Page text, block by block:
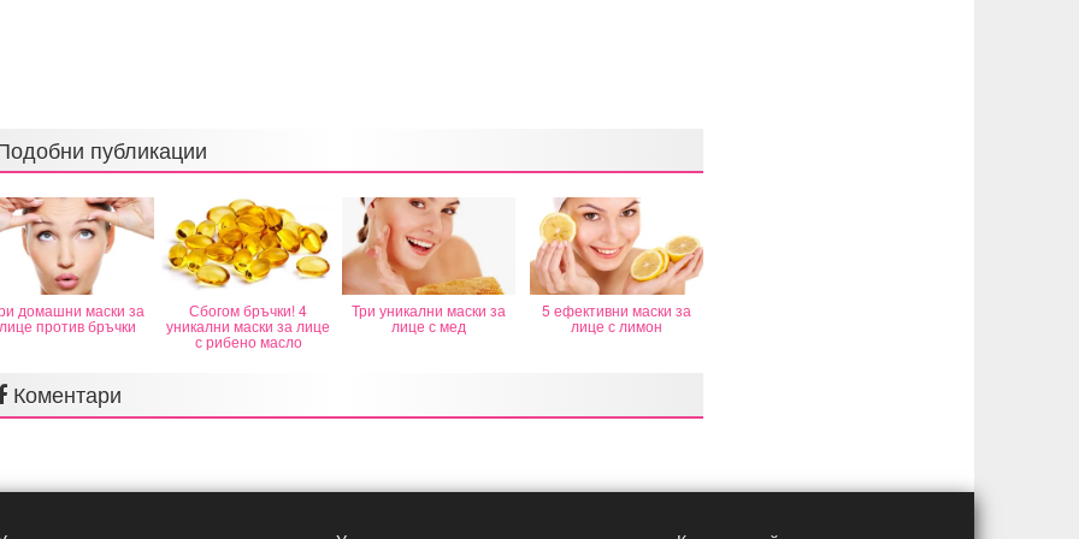
публикации
домашни маски за
лице против бръчки
Сбогом бръчки! 4
уникални маски за лице
с рибено масло
Три уникални маски за
лице с мед
5 ефективни маски за
лице с лимон
Коментари